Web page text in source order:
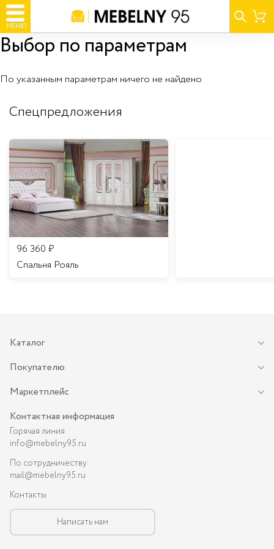
МЕНЮ
Выбор по параметрам
По указанным параметрам ничего не найдено
Спецпредложения
96 360 ₽
Спальня Рояль
Каталог
Покупателю
Маркетплейс
Контактная информация
Горячая линия
info@mebelny95.ru
По сотрудничеству
mail@mebelny95.ru
Контакты
Написать нам